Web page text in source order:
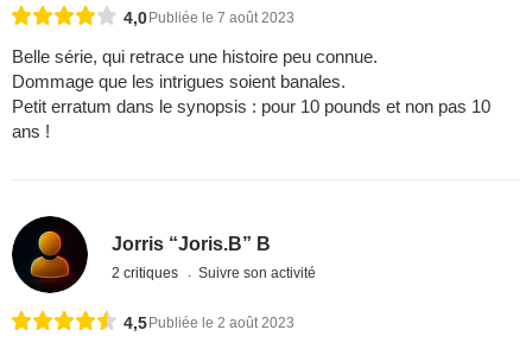
4,0 Publiée le 7 août 2023
Belle série, qui retrace une histoire peu connue.
Dommage que les intrigues soient banales.
Petit erratum dans le synopsis : pour 10 pounds et non pas 10
ans !
Jorris “Joris.B” B
2 critiques Suivre son activité
4,5Publiée le 2 août 2023